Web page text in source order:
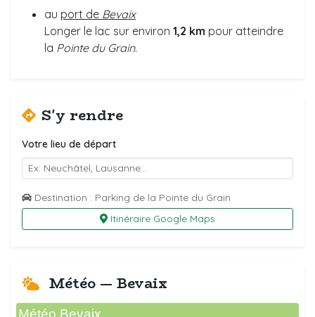
au port de Bevaix
Longer le lac sur environ 1,2 km pour atteindre
la Pointe du Grain.
S'y rendre
Votre lieu de départ
Destination : Parking de la Pointe du Grain
Itinéraire Google Maps
Météo — Bevaix